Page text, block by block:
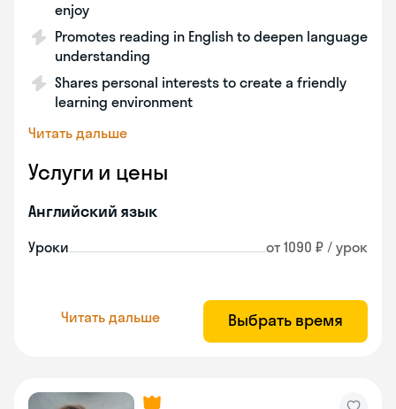
enjoy
Promotes reading in English to deepen language
understanding
Shares personal interests to create a friendly
learning environment
Читать дальше
Услуги и цены
Английский язык
Уроки от 1090 ₽ / урок
Читать дальше Выбрать время